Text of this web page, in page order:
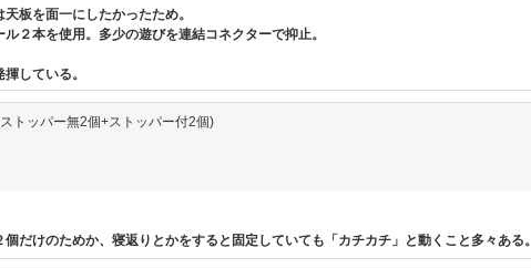
板を面一にしたかったため。
２本を使用。多少の遊びを連結コネクターで抑止。
している。
トッパー無2個+ストッパー付2個)
だけのためか、寝返りとかをすると固定していても「カチカチ」と動くこと多々ある。